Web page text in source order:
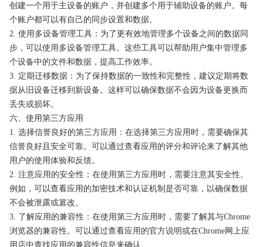
创建一个用于主设备的账户，并创建多个用于辅助设备的账户。每
个账户都可以有自己的同步设置和数据。
2. 使用多设备管理工具：为了更有效地管理多个设备之间的数据同
步，可以使用多设备管理工具。这些工具可以帮助用户集中管理多
个设备中的文件和数据，提高工作效率。
3. 定期迁移数据：为了保持数据的一致性和完整性，建议定期将数
据从旧设备迁移到新设备。这样可以确保数据不会因为设备更换而
丢失或损坏。
六、使用第三方应用
1. 选择信誉良好的第三方应用：在选择第三方应用时，需要确保其
信誉良好且安全可靠。可以通过查看应用的评分和评论来了解其他
用户的使用体验和反馈。
2. 注意应用的安全性：在使用第三方应用时，需要注意其安全性。
例如，可以查看应用的加密技术和认证机制是否可靠，以确保数据
不会被泄露或篡改。
3. 了解应用的兼容性：在使用第三方应用时，需要了解其与Chrome
浏览器的兼容性。可以通过查看应用的官方说明或在Chrome网上应
用店中查找应用的兼容性信息来确认。